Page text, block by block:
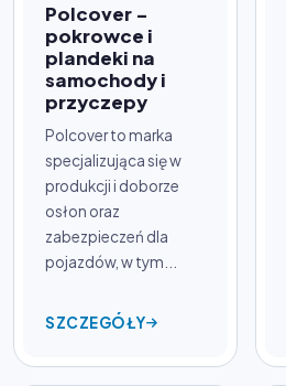
Polcover -
pokrowce i
plandeki na
samochody i
przyczepy
Polcover to marka
specjalizująca się w
produkcji i doborze
osłon oraz
zabezpieczeń dla
pojazdów, w tym...
SZCZEGÓŁY